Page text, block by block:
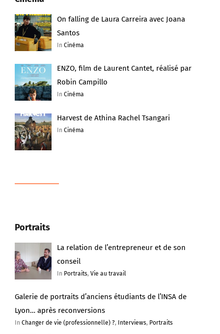
On falling de Laura Carreira avec Joana
Santos
InCinéma
ENZO, film de Laurent Cantet, réalisé par
Robin Campillo
InCinéma
Harvest de Athina Rachel Tsangari
InCinéma
Portraits
La relation de l’entrepreneur et de son
conseil
In Portraits,Vie au travail
Galerie de portraits d’anciens étudiants de l’INSA de
Lyon… après reconversions
In Changer de vie (professionnelle) ?, Interviews, Portraits